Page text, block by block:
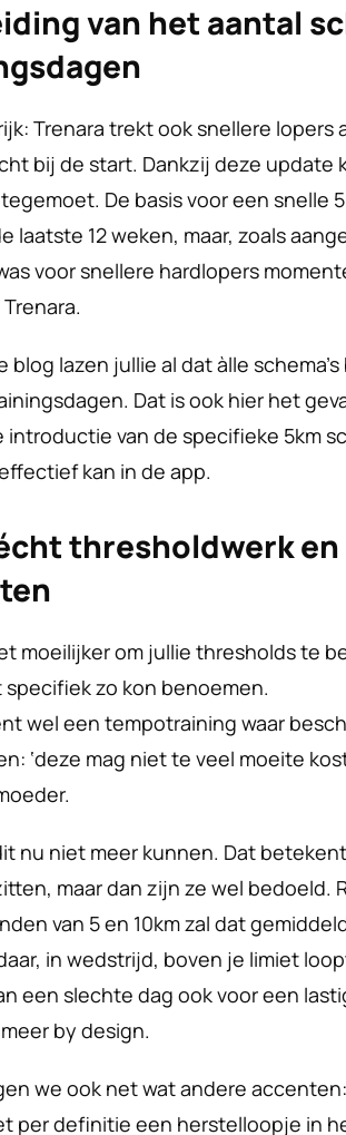
van het aantal
Trenara trekt ook snellere lopers
bij de start. Dankzij deze update
De basis voor een snelle
laatste 12 weken, maar, zoals
voor snellere hardlopers
blog lazen jullie al dat àlle
Dat is ook hier het
van de specifieke 5km
kan in de app.
thresholdwerk
moeilijker om jullie thresholds te
zo kon benoemen.
wel een tempotraining waar
‘deze mag niet te veel moeite
nu niet meer kunnen. Dat
maar dan zijn ze wel bedoeld.
van 5 en 10km zal dat
in wedstrijd, boven je limiet
een slechte dag ook voor een
by design.
we ook net wat andere
per definitie een herstelloopje in